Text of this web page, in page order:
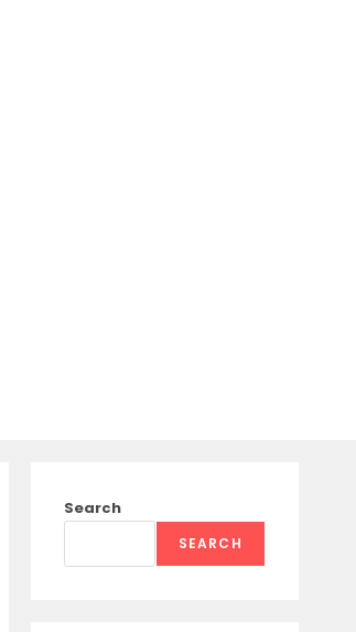
Search
SEARCH